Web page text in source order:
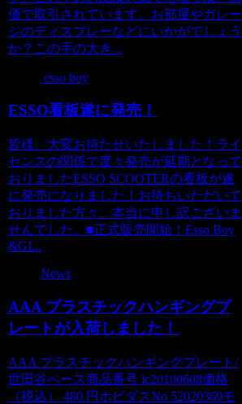
価で取引されています。お部屋やガレー
ジのディスプレーなどにいかがでしょう
か？この手の大き...
esso boy
ESSO看板遂に発売！
皆様、大変お待たせいたしました！ライ
センスの関係で度々発売が延期となって
おりましたESSO SCOOTERの看板が遂
に発売になりました！お待ちいただいて
おりました方々、本当に申し訳ございま
せんでした。■正式販売開始！Esso Boy
&GI...
News
AAA プラスチックハンギングプ
レートが入荷しました！
AAA プラスチックハンギングプレート/
世田谷ベース商品番号 lc20100608価格
（税込） 480 円ホビダスNo 52020369モ